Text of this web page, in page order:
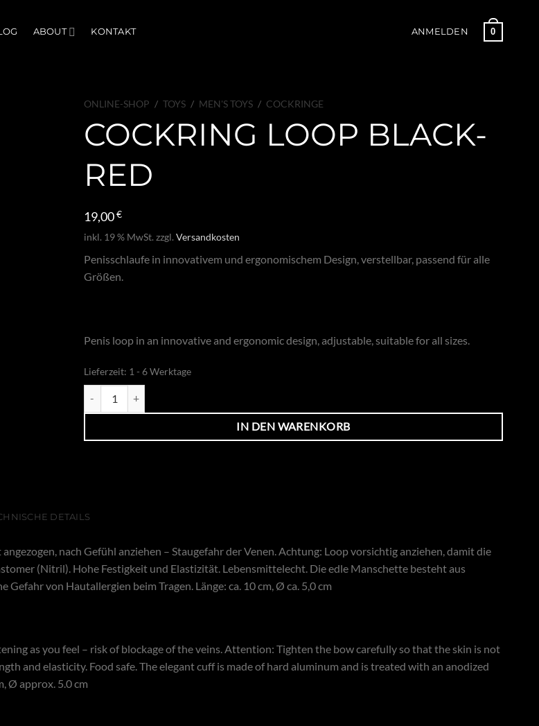
ABOUT KONTAKT ANMELDEN 0
ONLINE-SHOP / TOYS / MEN'S TOYS / COCKRINGE
COCKRING LOOP BLACK-
RED
19,00€
inkl. 19 % MwSt. zzgl. Versandkosten
Penisschlaufe in innovativem und ergonomischem Design, verstellbar, passend für alle
Größen.
Penis loop in an innovative and ergonomic design, adjustable, suitable for all sizes.
Lieferzeit: 1 - 6 Werktage
IN DEN WARENKORB
DETAILS
nach Gefühl anziehen – Staugefahr der Venen. Achtung: Loop vorsichtig anziehen, damit die
(Nitril). Hohe Festigkeit und Elastizität. Lebensmittelecht. Die edle Manschette besteht aus
von Hautallergien beim Tragen. Länge: ca. 10 cm, Ø ca. 5,0 cm
as you feel – risk of blockage of the veins. Attention: Tighten the bow carefully so that the skin is not
and elasticity. Food safe. The elegant cuff is made of hard aluminum and is treated with an anodized
Ø approx. 5.0 cm